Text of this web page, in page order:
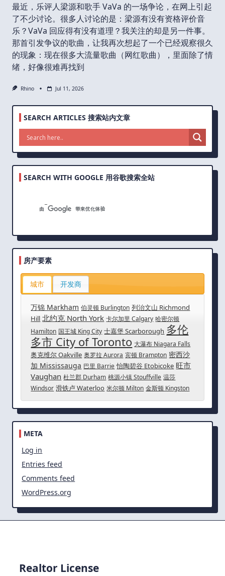
最近，乐评人梁源和歌手 VaVa 的一场争论，在网上引起
了不少讨论。很多人讨论的是：梁源有没有资格评价音
乐？VaVa 回应得有没有道理？我关注的却是另一件事。
那首引发争议的歌曲，让我再次想起了一个已经观察很久
的现象：现在很多大流量歌曲（网红歌曲），里面除了情
绪，好像很难再找到
Rhino Jul 11, 2026
SEARCH ARTICLES 搜索站内文章
SEARCH WITH GOOGLE 用谷歌搜索全站
房产要素
城市 开发商
万锦 Markham 伯灵顿 Burlington 列治文山 Richmond
Hill 北约克 North York 卡尔加里 Calgary 哈密尔顿
Hamilton 国王城 King City 士嘉堡 Scarborough 多伦
多市 City of Toronto 大瀑布 Niagara Falls
奥克维尔 Oakville 奥罗拉 Aurora 宾顿 Brampton 密西沙
加 Mississauga 巴里 Barrie 怡陶碧谷 Etobicoke 旺市
Vaughan 杜兰郡 Durham 桃源小镇 Stouffville 温莎
Windsor 滑铁卢 Waterloo 米尔顿 Milton 金斯顿 Kingston
META
Log in
Entries feed
Comments feed
WordPress.org
Realtor License